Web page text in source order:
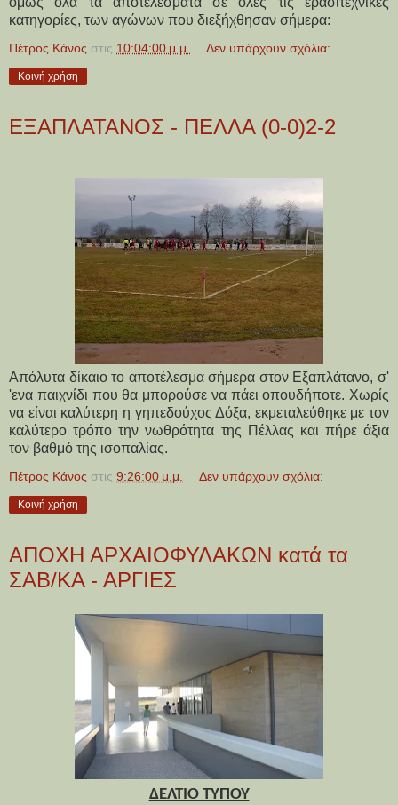
κατηγορίες, των αγώνων που διεξήχθησαν σήμερα:
Πέτρος Κάνος στις 10:04:00 μ.μ. Δεν υπάρχουν σχόλια:
Κοινή χρήση
ΕΞΑΠΛΑΤΑΝΟΣ - ΠΕΛΛΑ (0-0)2-2
Απόλυτα δίκαιο το αποτέλεσμα σήμερα στον Εξαπλάτανο, σ'
'ενα παιχνίδι που θα μπορούσε να πάει οπουδήποτε. Χωρίς
να είναι καλύτερη η γηπεδούχος Δόξα, εκμεταλεύθηκε με τον
καλύτερο τρόπο την νωθρότητα της Πέλλας και πήρε άξια
τον βαθμό της ισοπαλίας.
Πέτρος Κάνος στις 9:26:00 μ.μ. Δεν υπάρχουν σχόλια:
Κοινή χρήση
ΑΠΟΧΗ ΑΡΧΑΙΟΦΥΛΑΚΩΝ κατά τα
ΣΑΒ/ΚΑ - ΑΡΓΙΕΣ
ΔΕΛΤΙΟ ΤΥΠΟΥ